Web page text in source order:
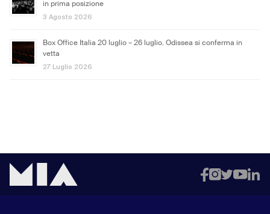
in prima posizione
3 Agosto 2026
Box Office Italia 20 luglio – 26 luglio. Odissea si conferma in
vetta
27 Luglio 2026